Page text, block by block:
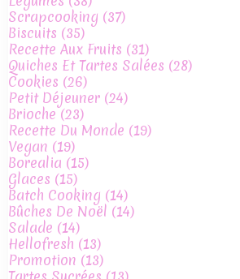
Scrapcooking (37)
Biscuits (35)
Recette Aux Fruits (31)
Quiches Et Tartes Salées (28)
Cookies (26)
Petit Déjeuner (24)
Brioche(23)
Recette Du Monde (19)
Vegan (19)
Borealia (15)
Glaces (15)
Batch Cooking (14)
Bûches De Noël (14)
Salade (14)
Hellofresh (13)
Promotion (13)